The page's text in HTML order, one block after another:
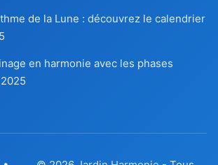
de la Lune : découvrez le calendrier
en harmonie avec les phases